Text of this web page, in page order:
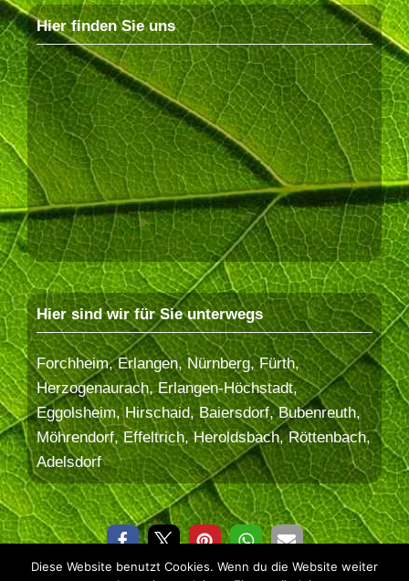
Hier finden Sie uns
Hier sind wir für Sie unterwegs
Forchheim, Erlangen, Nürnberg, Fürth,
Herzogenaurach, Erlangen-Höchstadt,
Eggolsheim, Hirschaid, Baiersdorf, Bubenreuth,
Möhrendorf, Effeltrich, Heroldsbach, Röttenbach,
Adelsdorf
Diese Website benutzt Cookies. Wenn du die Website weiter